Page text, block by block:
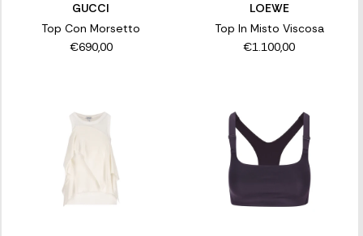
GUCCI
Top Con Morsetto
€690,00
LOEWE
Top In Misto Viscosa
€1.100,00